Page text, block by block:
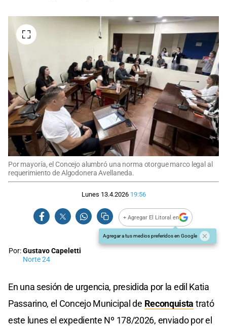
Por mayoría, el Concejo alumbró una norma otorgue marco legal al
requerimiento de Algodonera Avellaneda.
Lunes 13.4.2026 19:56
+ Agregar El Litoral en
Agregar a tus medios preferidos en Google
Por:Gustavo Capeletti
Norte 24
En una sesión de urgencia, presidida por la edil Katia
Passarino, el Concejo Municipal de Reconquista trató
este lunes el expediente Nº 178/2026, enviado por el